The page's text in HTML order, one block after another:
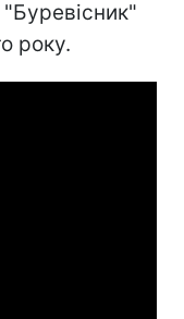
року.